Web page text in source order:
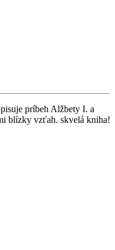
príbeh Alžbety I. a
blízky vzťah. skvelá kniha!